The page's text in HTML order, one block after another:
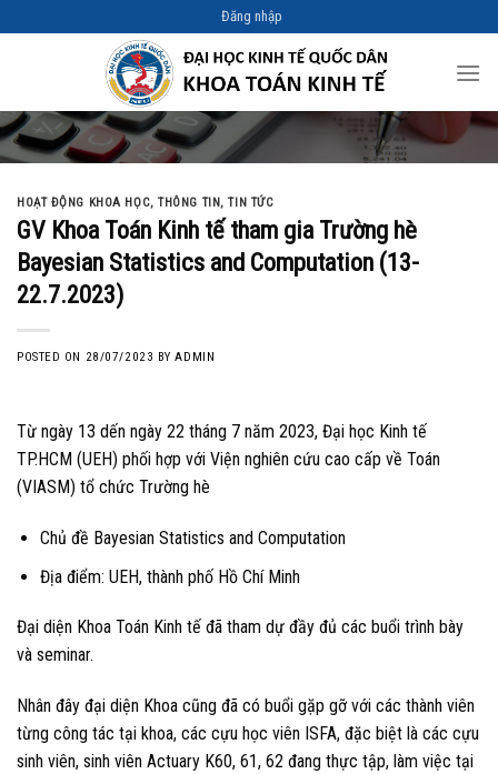
to
Đăng nhập
HOẠT ĐỘNG KHOA HỌC,THÔNG TIN,TIN TỨC
GV Khoa Toán Kinh tế tham gia Trường hè
Bayesian Statistics and Computation (13-
22.7.2023)
POSTED ON 28/07/2023 BYADMIN
Từ ngày 13 dến ngày 22 tháng 7 năm 2023, Đại học Kinh tế
TP.HCM (UEH) phối hợp với Viện nghiên cứu cao cấp về Toán
(VIASM) tổ chức Trường hè
Chủ đề Bayesian Statistics and Computation
Địa điểm: UEH, thành phố Hồ Chí Minh
Đại diện Khoa Toán Kinh tế đã tham dự đầy đủ các buổi trình bày
và seminar.
Nhân đây đại diện Khoa cũng đã có buổi gặp gỡ với các thành viên
từng công tác tại khoa, các cựu học viên ISFA, đặc biệt là các cựu
sinh viên, sinh viên Actuary K60, 61, 62 đang thực tập, làm việc tại